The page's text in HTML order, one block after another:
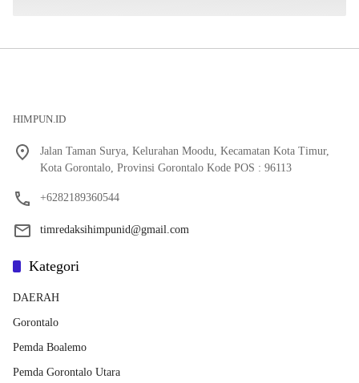
HIMPUN.ID
Jalan Taman Surya, Kelurahan Moodu, Kecamatan Kota Timur,
Kota Gorontalo, Provinsi Gorontalo Kode POS : 96113
+6282189360544
timredaksihimpunid@gmail.com
Kategori
DAERAH
Gorontalo
Pemda Boalemo
Pemda Gorontalo Utara